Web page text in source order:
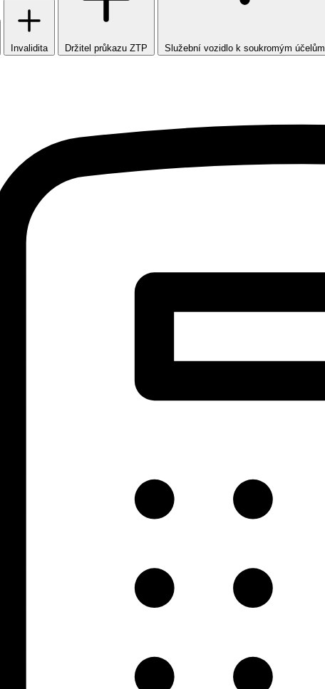
Invalidita Držitel průkazu ZTP Služební vozidlo k soukromým účelům